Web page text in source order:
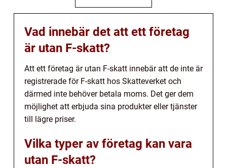
Vad innebär det att ett företag
är utan F-skatt?
Att ett företag är utan F-skatt innebär att de inte är
registrerade för F-skatt hos Skatteverket och
därmed inte behöver betala moms. Det ger dem
möjlighet att erbjuda sina produkter eller tjänster
till lägre priser.
Vilka typer av företag kan vara
utan F-skatt?